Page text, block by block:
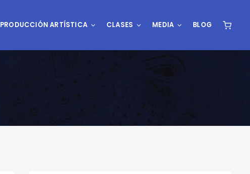
PRODUCCIÓN ARTÍSTICA CLASES MEDIA BLOG